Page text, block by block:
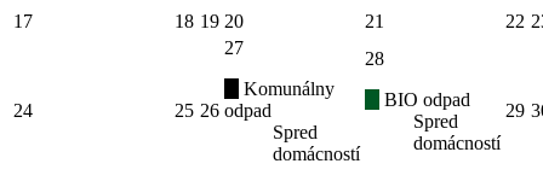
17 18 19 20 21 22
24 25 26
27
Komunálny
odpad
Spred
domácností
28
BIO odpad
Spred
domácností
29